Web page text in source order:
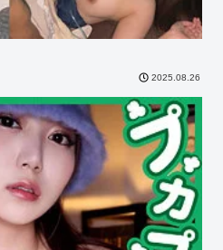
2025.08.26